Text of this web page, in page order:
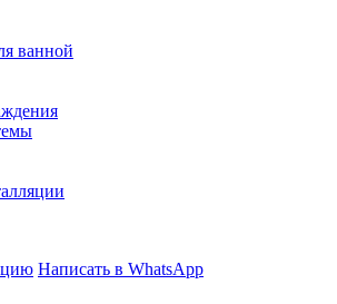
ванной
Написать в WhatsApp